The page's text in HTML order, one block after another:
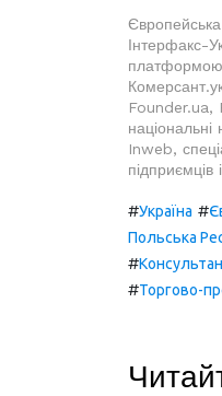
Інтерфакс-
Founder.ua,
Inweb,
#Україна #
Польська
#
#Торгово-